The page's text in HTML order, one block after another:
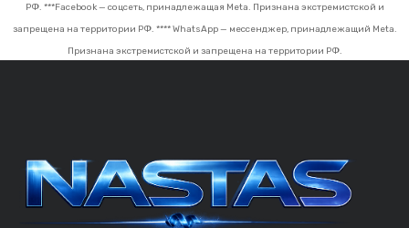
РФ. ***Facebook — соцсеть, принадлежащая Meta. Признана экстремистской и
запрещена на территории РФ. **** WhatsApp — мессенджер, принадлежащий Meta.
Признана экстремистской и запрещена на территории РФ.